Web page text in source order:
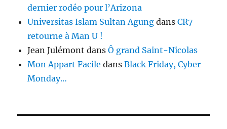
dernier rodéo pour l’Arizona
Universitas Islam Sultan Agung dansCR7
retourne à Man U !
Jean Julémont dansÔ grand Saint-Nicolas
Mon Appart Facile dansBlack Friday, Cyber
Monday…